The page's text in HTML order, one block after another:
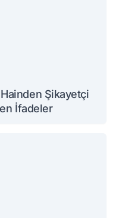
Şikayetçi
İfadeler